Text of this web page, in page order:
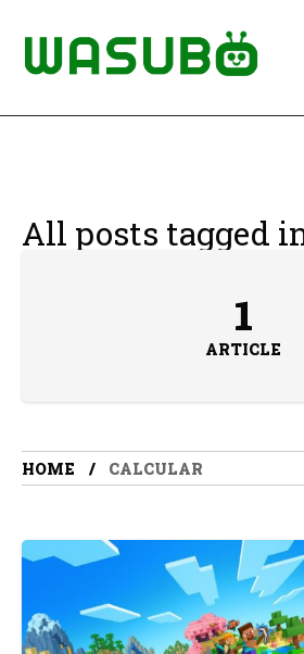
All posts tagged
1
ARTICLE
HOME CALCULAR